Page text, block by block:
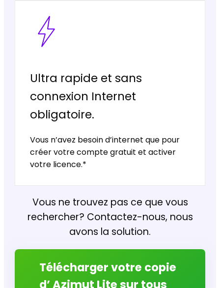
Ultra rapide et sans
connexion Internet
obligatoire.
Vous n’avez besoin d’internet que pour
créer votre compte gratuit et activer
votre licence.*
Vous ne trouvez pas ce que vous
rechercher? Contactez-nous, nous
avons la solution.
Télécharger votre copie
d’ Azimut Lite sur tous